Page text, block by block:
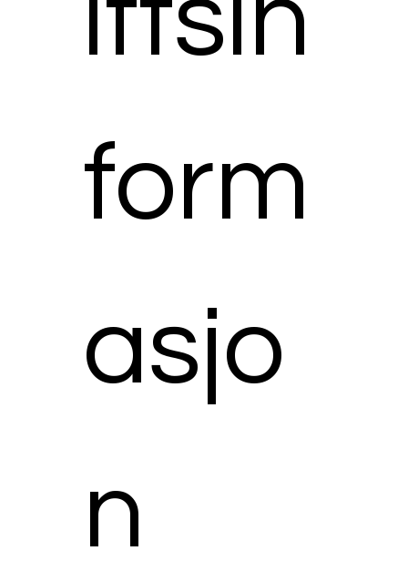
form
asjo
n